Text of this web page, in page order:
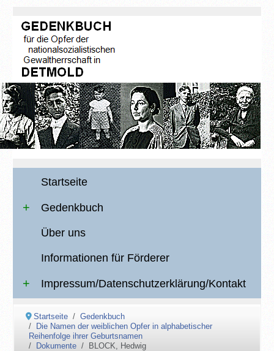
Startseite
Gedenkbuch
Über uns
Informationen für Förderer
Impressum/Datenschutzerklärung/Kontakt
Startseite
Gedenkbuch
Die Namen der weiblichen Opfer in alphabetischer
Reihenfolge ihrer Geburtsnamen
Dokumente
BLOCK, Hedwig